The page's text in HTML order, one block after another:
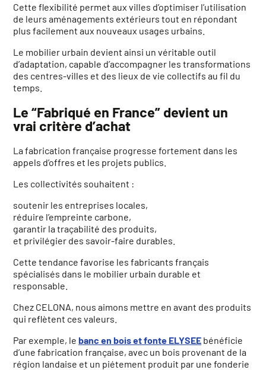
Cette flexibilité permet aux villes d’optimiser l’utilisation
de leurs aménagements extérieurs tout en répondant
plus facilement aux nouveaux usages urbains.
Le mobilier urbain devient ainsi un véritable outil
d’adaptation, capable d’accompagner les transformations
des centres-villes et des lieux de vie collectifs au fil du
temps.
Le “Fabriqué en France” devient un
vrai critère d’achat
La fabrication française progresse fortement dans les
appels d’offres et les projets publics.
Les collectivités souhaitent :
soutenir les entreprises locales,
réduire l’empreinte carbone,
garantir la traçabilité des produits,
et privilégier des savoir-faire durables.
Cette tendance favorise les fabricants français
spécialisés dans le mobilier urbain durable et
responsable.
Chez CELONA, nous aimons mettre en avant des produits
qui reflètent ces valeurs.
Par exemple, le banc en bois et fonte ELYSEE bénéficie
d’une fabrication française, avec un bois provenant de la
région landaise et un piétement produit par une fonderie